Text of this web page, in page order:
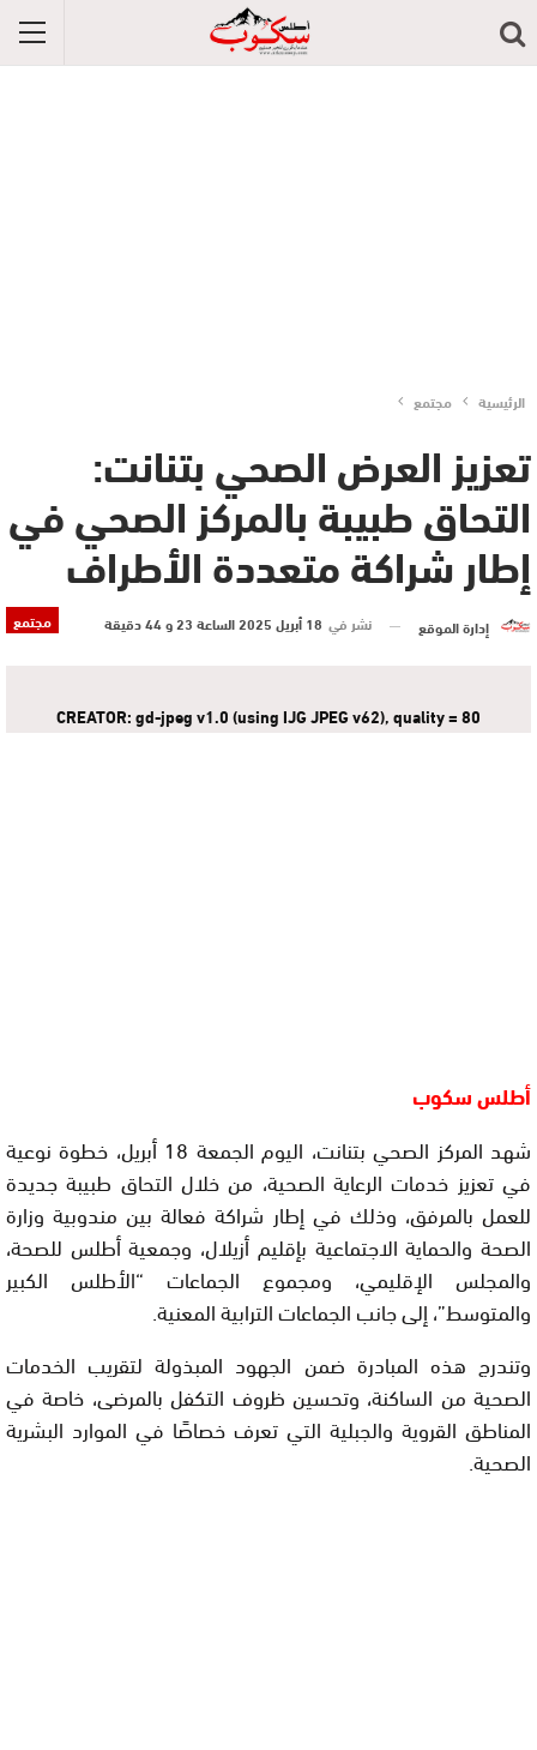
الرئيسية مجتمع
تعزيز العرض الصحي بتنانت:
التحاق طبيبة بالمركز الصحي في
إطار شراكة متعددة الأطراف
مجتمع إدارة الموقع نشر في 18 أبريل 2025 الساعة 23 و 44 دقيقة
CREATOR: gd-jpeg v1.0 (using IJG JPEG v62), quality = 80
أطلس سكوب
شهد المركز الصحي بتنانت، اليوم الجمعة 18 أبريل، خطوة نوعية
في تعزيز خدمات الرعاية الصحية، من خلال التحاق طبيبة جديدة
للعمل بالمرفق، وذلك في إطار شراكة فعالة بين مندوبية وزارة
الصحة والحماية الاجتماعية بإقليم أزيلال، وجمعية أطلس للصحة،
والمجلس الإقليمي، ومجموع الجماعات “الأطلس الكبير
والمتوسط”، إلى جانب الجماعات الترابية المعنية.
وتندرج هذه المبادرة ضمن الجهود المبذولة لتقريب الخدمات
الصحية من الساكنة، وتحسين ظروف التكفل بالمرضى، خاصة في
المناطق القروية والجبلية التي تعرف خصاصًا في الموارد البشرية
الصحية.